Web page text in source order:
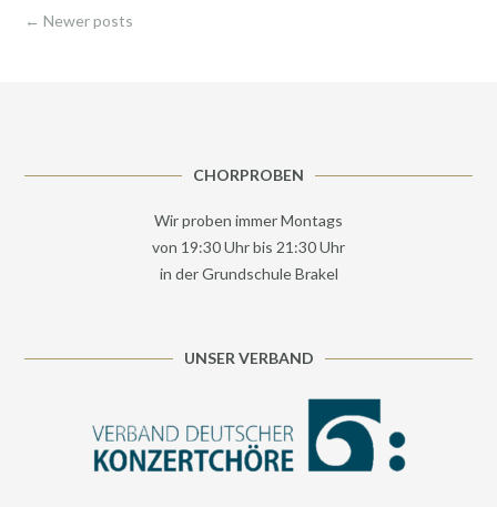
Posts
← Newer posts
CHORPROBEN
Wir proben immer Montags
von 19:30 Uhr bis 21:30 Uhr
in der Grundschule Brakel
UNSER VERBAND